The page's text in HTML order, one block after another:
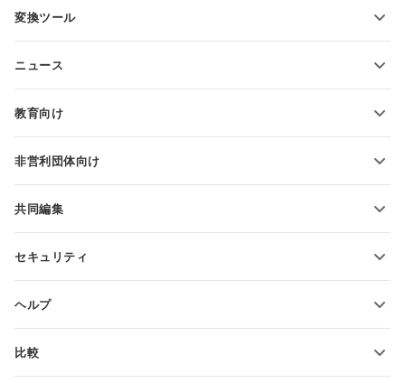
テキスト文書テンプレート
変換ツール
スプレッドシートの変換
PDFの変換
ニュース
教育向け
教育関係者向け
非営利団体向け
無料アカウントをリクエスト
共同編集
翻訳者向け
セキュリティ
ヘルプ
ヘルプ・センター
比較